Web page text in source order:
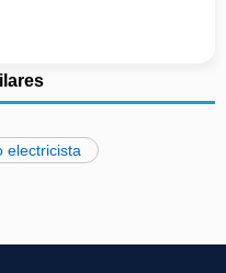
electricista